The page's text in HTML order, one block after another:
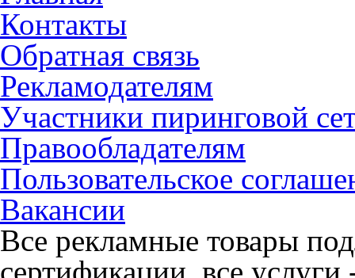
Контакты
Обратная связь
Рекламодателям
Участники пиринговой
Правообладателям
Пользовательское
Вакансии
Все рекламные товары
сертификации, все